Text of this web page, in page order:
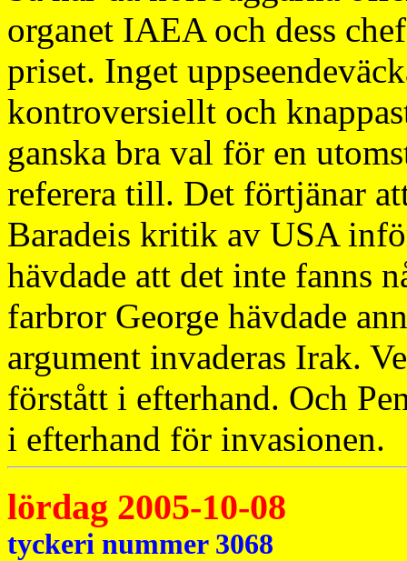
organet IAEA och dess
priset. Inget
kontroversiellt och
ganska bra val för en
referera till. Det förtjänar
Baradeis kritik av USA
hävdade att det inte fanns
farbror George hävdade
argument invaderas Irak.
förstått i efterhand. Och
i efterhand för invasionen.
lördag 2005-10-08
tyckeri nummer 3068